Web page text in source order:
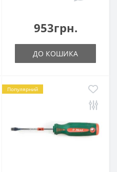
953грн.
ДО КОШИКА
Популярний